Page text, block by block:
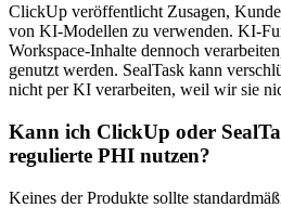
ClickUp veröffentlicht Zusagen,
von KI-Modellen zu verwenden. KI-
Workspace-Inhalte dennoch
genutzt werden. SealTask kann
nicht per KI verarbeiten, weil wir sie
Kann ich ClickUp oder
regulierte PHI nutzen?
Keines der Produkte sollte